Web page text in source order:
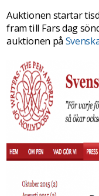
Auktionen startar
fram till Fars dag
auktionen på